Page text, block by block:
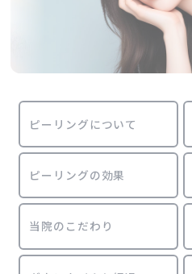
キャンペーン
アクセス
コラム
ピーリングについて
ピーリングの効果
当院のこだわり